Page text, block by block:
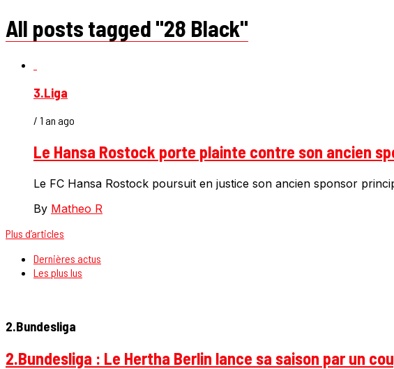
All posts tagged "28 Black"
3.Liga
/ 1 an ago
Le Hansa Rostock porte plainte contre son ancien
Le FC Hansa Rostock poursuit en justice son ancien sponsor
By Matheo R
Plus d’articles
Dernières actus
Les plus lus
2.Bundesliga
2.Bundesliga : Le Hertha Berlin lance sa saison par un